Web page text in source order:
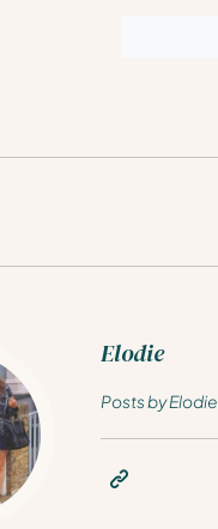
Elodie
Posts by Elodie